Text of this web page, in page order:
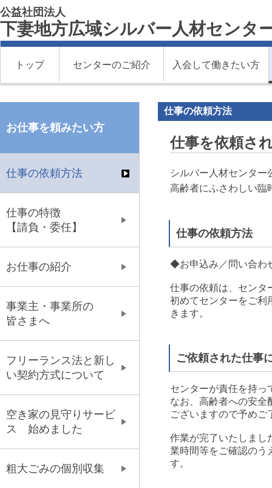
公益社団法人
下妻地方広域シルバー人材センタ
トップ センターのご紹介 入会して働きたい方
仕事の依頼方法
仕事を依頼さ
シルバー人材センター
高齢者にふさわしい臨
仕事の依頼方法
◆お申込み／問い合わ
仕事の依頼は、センタ
初めてセンターをご利
きます。
ご依頼された仕事
センターが責任を持っ
なお、高齢者への安全
ございますので予めご
作業が完了いたしまし
業時間等をご確認のう
す。
お仕事を頼みたい方
仕事の依頼方法
仕事の特徴
【請負・委任】
お仕事の紹介
事業主・事業所の
皆さまへ
フリーランス法と新し
い契約方式について
空き家の見守りサービ
ス 始めました
粗大ごみの個別収集